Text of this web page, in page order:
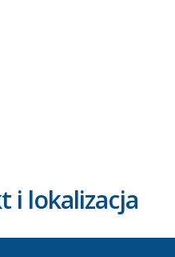
i lokalizacja